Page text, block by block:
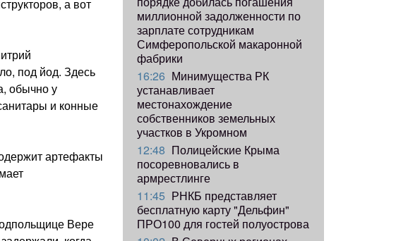
а вот
под йод. Здесь
обычно у
и конные
артефакты
Вере
миллионной задолженности по
зарплате сотрудникам
Симферопольской макаронной
фабрики
16:26 Минимущества РК
устанавливает
местонахождение
собственников земельных
участков в Укромном
12:48 Полицейские Крыма
посоревновались в
армрестлинге
11:45 РНКБ представляет
бесплатную карту "Дельфин"
ПРО100 для гостей полуострова